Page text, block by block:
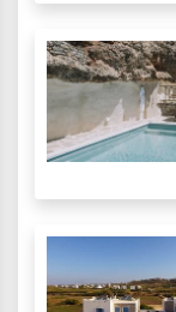
Κοζάνη
Κοκκώνι Κορινθίας
Κομοτηνή
Κόνιτσα
Κόρινθος
Κορώνη